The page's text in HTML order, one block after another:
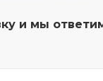
и мы